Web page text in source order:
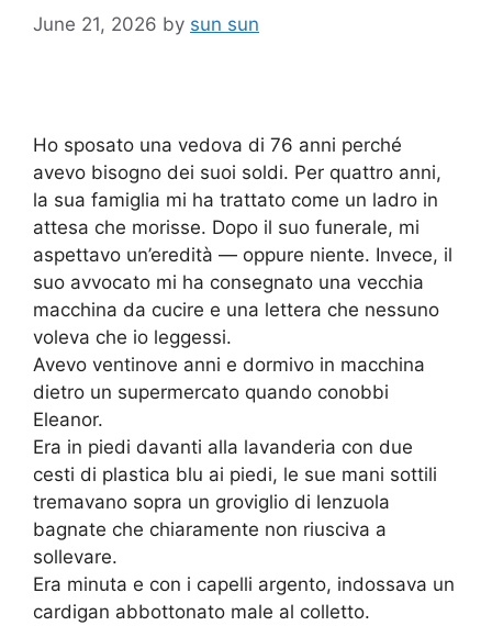
June 21, 2026 by sun sun
Ho sposato una vedova di 76 anni perché
avevo bisogno dei suoi soldi. Per quattro anni,
la sua famiglia mi ha trattato come un ladro in
attesa che morisse. Dopo il suo funerale, mi
aspettavo un’eredità — oppure niente. Invece, il
suo avvocato mi ha consegnato una vecchia
macchina da cucire e una lettera che nessuno
voleva che io leggessi.
Avevo ventinove anni e dormivo in macchina
dietro un supermercato quando conobbi
Eleanor.
Era in piedi davanti alla lavanderia con due
cesti di plastica blu ai piedi, le sue mani sottili
tremavano sopra un groviglio di lenzuola
bagnate che chiaramente non riusciva a
sollevare.
Era minuta e con i capelli argento, indossava un
cardigan abbottonato male al colletto.